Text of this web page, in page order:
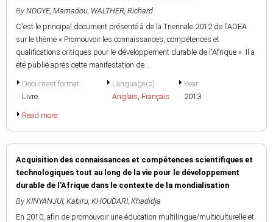
By NDOYE, Mamadou WALTHER, Richard
C'est le principal document présenté à de la Triennale 2012 de l'ADEA
sur le thème « Promouvoir les connaissances, compétences et
qualifications critiques pour le développement durable de l'Afrique ». Il a
été publié après cette manifestation de...
Document format
Livre
Language(s)
Anglais Français
Year
2013
Read more
Acquisition des connaissances et compétences scientifiques et
technologiques tout au long de la vie pour le développement
durable de l'Afrique dans le contexte de la mondialisation
By KINYANJUI, Kabiru KHOUDARI, Khadidja
En 2010, afin de promouvoir une éducation multilingue/multiculturelle et